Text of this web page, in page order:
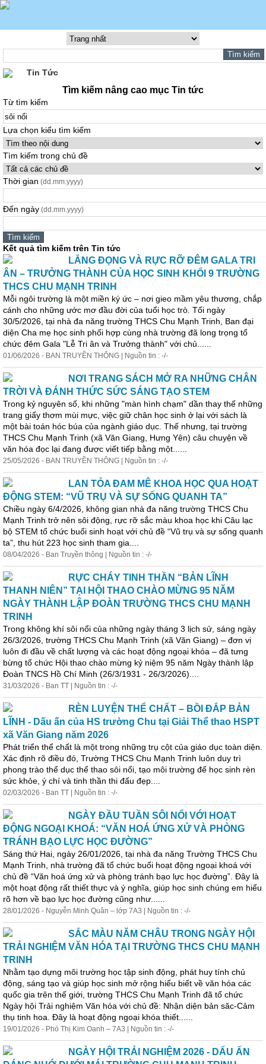
Tin Tức
Tìm kiếm nâng cao mục Tin tức
Từ tìm kiếm
Lựa chọn kiểu tìm kiếm
Tìm kiếm trong chủ đề
Thời gian (dd.mm.yyyy)
Đến ngày (dd.mm.yyyy)
Kết quả tìm kiếm trên Tin tức
LẮNG ĐỌNG VÀ RỰC RỠ ĐÊM GALA TRI
ÂN – TRƯỞNG THÀNH CỦA HỌC SINH KHỐI 9 TRƯỜNG
THCS CHU MẠNH TRINH
Mỗi ngôi trường là một miền ký ức – nơi gieo mầm yêu thương, chắp
cánh cho những ước mơ đầu đời của tuổi học trò. Tối ngày
30/5/2026, tại nhà đa năng trường THCS Chu Mạnh Trinh, Ban đại
diện Cha mẹ học sinh phối hợp cùng nhà trường đã long trọng tổ
chức đêm Gala "Lễ Tri ân và Trưởng thành" với chủ......
01/06/2026 - BAN TRUYỀN THÔNG | Nguồn tin : -/-
NƠI TRANG SÁCH MỞ RA NHỮNG CHÂN
TRỜI VÀ ĐÁNH THỨC SỨC SÁNG TẠO STEM
Trong kỷ nguyên số, khi những "màn hình chạm" dần thay thế những
trang giấy thơm mùi mực, việc giữ chân học sinh ở lại với sách là
một bài toán hóc búa của ngành giáo dục. Thế nhưng, tại trường
THCS Chu Mạnh Trinh (xã Văn Giang, Hưng Yên) câu chuyện về
văn hóa đọc lại đang được viết tiếp bằng một......
25/05/2026 - BAN TRUYỀN THÔNG | Nguồn tin : -/-
LAN TỎA ĐAM MÊ KHOA HỌC QUA HOẠT
ĐỘNG STEM: “VŨ TRỤ VÀ SỰ SỐNG QUANH TA”
Chiều ngày 6/4/2026, không gian nhà đa năng trường THCS Chu
Mạnh Trinh trở nên sôi động, rực rỡ sắc màu khoa học khi Câu lạc
bộ STEM tổ chức buổi sinh hoạt với chủ đề “Vũ trụ và sự sống quanh
ta”, thu hút 223 học sinh tham gia....
08/04/2026 - Ban Truyền thông | Nguồn tin : -/-
RỰC CHÁY TINH THẦN “BẢN LĨNH
THANH NIÊN” TẠI HỘI THAO CHÀO MỪNG 95 NĂM
NGÀY THÀNH LẬP ĐOÀN TRƯỜNG THCS CHU MẠNH
TRINH
Trong không khí sôi nổi của những ngày tháng 3 lịch sử, sáng ngày
26/3/2026, trường THCS Chu Mạnh Trinh (xã Văn Giang) – đơn vị
luôn đi đầu về chất lượng và các hoạt động ngoại khóa – đã tưng
bừng tổ chức Hội thao chào mừng kỷ niệm 95 năm Ngày thành lập
Đoàn TNCS Hồ Chí Minh (26/3/1931 - 26/3/2026)....
31/03/2026 - Ban TT | Nguồn tin : -/-
RÈN LUYỆN THỂ CHẤT – BỒI ĐẮP BẢN
LĨNH - Dấu ấn của HS trường Chu tại Giải Thể thao HSPT
xã Văn Giang năm 2026
Phát triển thể chất là một trong những trụ cột của giáo dục toàn diện.
Xác định rõ điều đó, Trường THCS Chu Mạnh Trinh luôn duy trì
phong trào thể dục thể thao sôi nổi , tạo môi trường để học sinh rèn
sức khỏe, ý chí và tinh thần thi đấu đẹp....
02/03/2026 - Ban TT | Nguồn tin : -/-
NGÀY ĐẦU TUẦN SÔI NỔI VỚI HOẠT
ĐỘNG NGOẠI KHOÁ: “VĂN HOÁ ỨNG XỬ VÀ PHÒNG
TRÁNH BẠO LỰC HỌC ĐƯỜNG”
Sáng thứ Hai, ngày 26/01/2026, tại nhà đa năng Trường THCS Chu
Mạnh Trinh, nhà trường đã tổ chức buổi hoạt động ngoại khoá với
chủ đề “Văn hoá ứng xử và phòng tránh bạo lực học đường”. Đây là
một hoạt động rất thiết thực và ý nghĩa, giúp học sinh chúng em hiểu
rõ hơn về bạo lực học đường cũng như......
28/01/2026 - Nguyễn Minh Quân – lớp 7A3 | Nguồn tin : -/-
SẮC MÀU NĂM CHÂU TRONG NGÀY HỘI
TRẢI NGHIỆM VĂN HÓA TẠI TRƯỜNG THCS CHU MẠNH
TRINH
Nhằm tạo dựng môi trường học tập sinh động, phát huy tính chủ
động, sáng tạo và giúp học sinh mở rộng hiểu biết về văn hóa các
quốc gia trên thế giới, trường THCS Chu Mạnh Trinh đã tổ chức
Ngày hội Trải nghiệm Văn hóa với chủ đề: Nhận diện bản săc-Cảm
thụ tinh hoa. Đây là hoạt động ngoại khóa thiết......
19/01/2026 - Phó Thị Kim Oanh – 7A3 | Nguồn tin : -/-
NGÀY HỘI TRẢI NGHIỆM 2026 - DẤU ẤN